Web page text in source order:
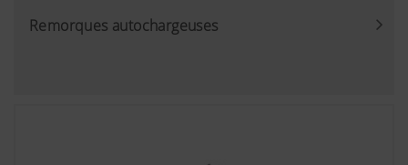
Remorques autochargeuses